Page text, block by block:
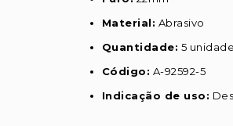
Material: Abrasivo
Quantidade: 5
Código: A-92592-5
Indicação de uso: